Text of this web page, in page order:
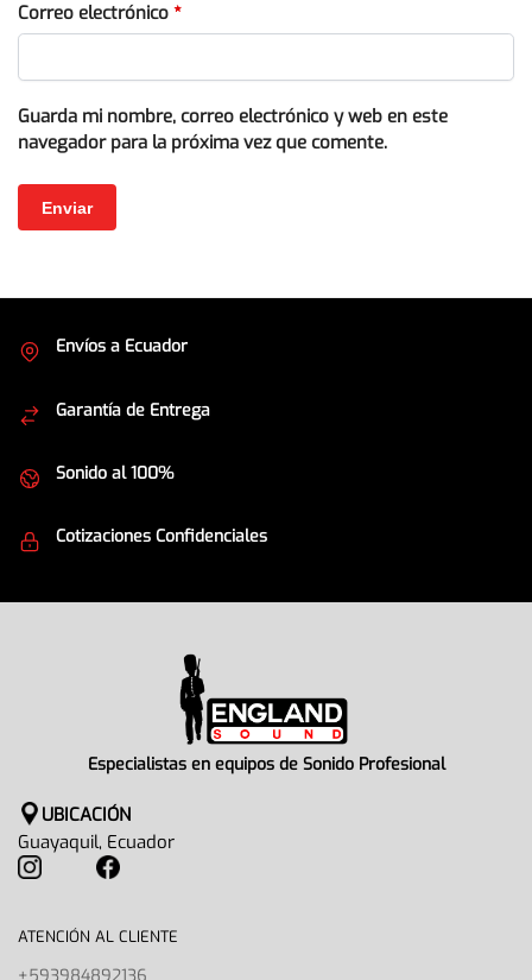
Correo electrónico *
Guarda mi nombre, correo electrónico y web en este
navegador para la próxima vez que comente.
Envíos a Ecuador
Garantía de Entrega
Sonido al 100%
Cotizaciones Confidenciales
Especialistas en equipos de Sonido Profesional
UBICACIÓN
Guayaquil, Ecuador
ATENCIÓN AL CLIENTE